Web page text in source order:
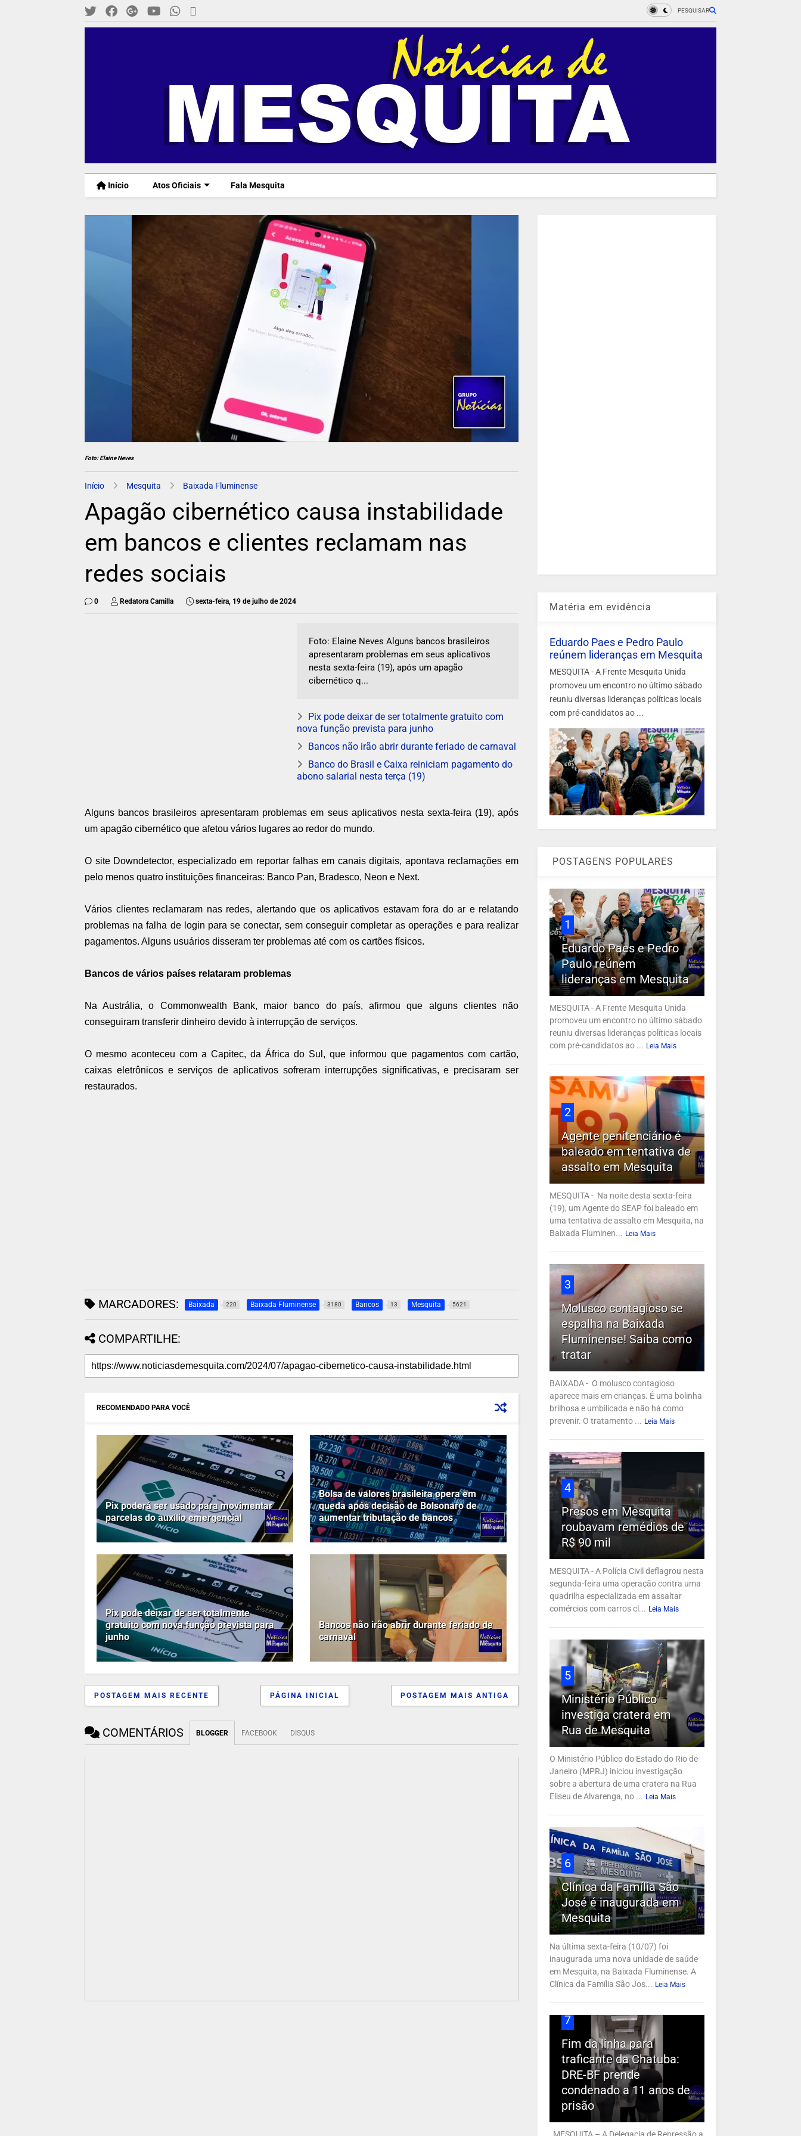
PESQUISAR
Início Atos Oficiais Fala Mesquita
Foto: Elaine Neves
Início Mesquita Baixada Fluminense
Apagão cibernético causa instabilidade
em bancos e clientes reclamam nas
redes sociais
0 Redatora Camilla sexta-feira, 19 de julho de 2024
Foto: Elaine Neves Alguns bancos brasileiros
apresentaram problemas em seus aplicativos
nesta sexta-feira (19), após um apagão
cibernético q...
Pix pode deixar de ser totalmente gratuito com
nova função prevista para junho
Bancos não irão abrir durante feriado de carnaval
Banco do Brasil e Caixa reiniciam pagamento do
abono salarial nesta terça (19)
Alguns bancos brasileiros apresentaram problemas em seus aplicativos nesta sexta-feira (19), após
um apagão cibernético que afetou vários lugares ao redor do mundo.
O site Downdetector, especializado em reportar falhas em canais digitais, apontava reclamações em
pelo menos quatro instituições financeiras: Banco Pan, Bradesco, Neon e Next.
Vários clientes reclamaram nas redes, alertando que os aplicativos estavam fora do ar e relatando
problemas na falha de login para se conectar, sem conseguir completar as operações e para realizar
pagamentos. Alguns usuários disseram ter problemas até com os cartões físicos.
Bancos de vários países relataram problemas
Na Austrália, o Commonwealth Bank, maior banco do país, afirmou que alguns clientes não
conseguiram transferir dinheiro devido à interrupção de serviços.
O mesmo aconteceu com a Capitec, da África do Sul, que informou que pagamentos com cartão,
caixas eletrônicos e serviços de aplicativos sofreram interrupções significativas, e precisaram ser
restaurados.
MARCADORES: Baixada 220 Baixada Fluminense 3180 Bancos 13 Mesquita 5621
COMPARTILHE:
RECOMENDADO PARA VOCÊ
Pix poderá ser usado para movimentar
parcelas do auxílio emergencial
Bolsa de valores brasileira opera em
queda após decisão de Bolsonaro de
aumentar tributação de bancos
Pix pode deixar de ser totalmente
gratuito com nova função prevista para
junho
Bancos não irão abrir durante feriado de
carnaval
POSTAGEM MAIS RECENTE POSTAGEM MAIS ANTIGA
PÁGINA INICIAL
COMENTÁRIOS BLOGGER FACEBOOK DISQUS
Matéria em evidência
Eduardo Paes e Pedro Paulo
reúnem lideranças em Mesquita
MESQUITA - A Frente Mesquita Unida
promoveu um encontro no último sábado
reuniu diversas lideranças políticas locais
com pré-candidatos ao ...
POSTAGENS POPULARES
1
Eduardo Paes e Pedro
Paulo reúnem
lideranças em Mesquita
MESQUITA - A Frente Mesquita Unida
promoveu um encontro no último sábado
reuniu diversas lideranças políticas locais
com pré-candidatos ao ... Leia Mais
2
Agente penitenciário é
baleado em tentativa de
assalto em Mesquita
MESQUITA - Na noite desta sexta-feira
(19), um Agente do SEAP foi baleado em
uma tentativa de assalto em Mesquita, na
Baixada Fluminen... Leia Mais
3
Molusco contagioso se
espalha na Baixada
Fluminense! Saiba como
tratar
BAIXADA - O molusco contagioso
aparece mais em crianças. É uma bolinha
brilhosa e umbilicada e não há como
prevenir. O tratamento ... Leia Mais
4
Presos em Mesquita
roubavam remédios de
R$ 90 mil
MESQUITA - A Polícia Civil deflagrou nesta
segunda-feira uma operação contra uma
quadrilha especializada em assaltar
comércios com carros cl... Leia Mais
5
Ministério Público
investiga cratera em
Rua de Mesquita
O Ministério Público do Estado do Rio de
Janeiro (MPRJ) iniciou investigação
sobre a abertura de uma cratera na Rua
Eliseu de Alvarenga, no ... Leia Mais
6
Clínica da Família São
José é inaugurada em
Mesquita
Na última sexta-feira (10/07) foi
inaugurada uma nova unidade de saúde
em Mesquita, na Baixada Fluminense. A
Clínica da Família São Jos... Leia Mais
7
Fim da linha para
traficante da Chatuba:
DRE-BF prende
condenado a 11 anos de
prisão